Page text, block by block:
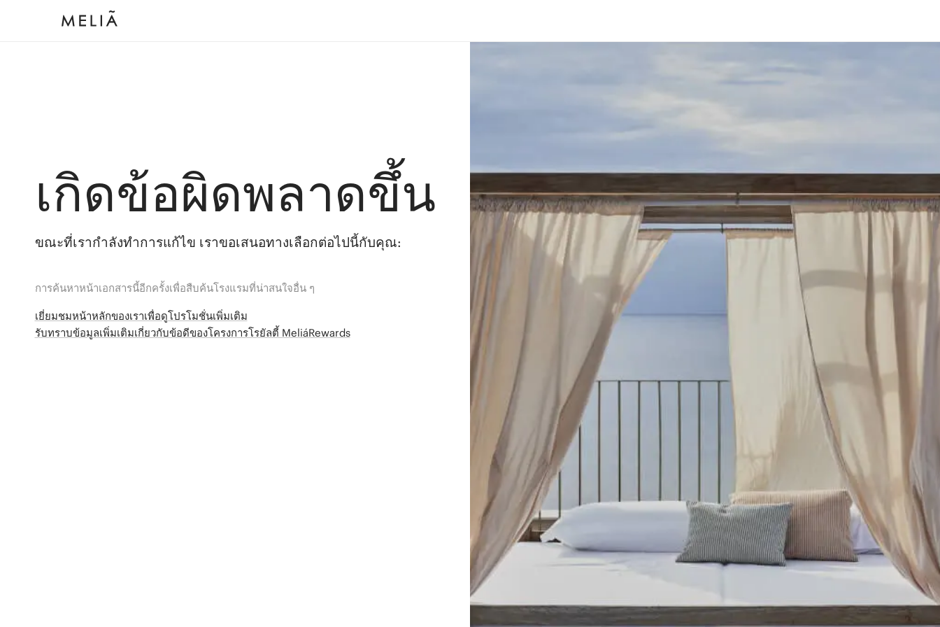
เกิดข้อผิดพลาดขึ้น
ขณะที่เรากำลังทำการแก้ไข เราขอเสนอทางเลือกต่อไปนี้กับคุณ:
การค้นหาหน้าเอกสารนี้อีกครั้งเพื่อสืบค้นโรงแรมที่น่าสนใจอื่น ๆ
เยี่ยมชมหน้าหลักของเราเพื่อดูโปรโมชั่นเพิ่มเติม
รับทราบข้อมูลเพิ่มเติมเกี่ยวกับข้อดีของโครงการโรยัลตี้ MeliáRewards